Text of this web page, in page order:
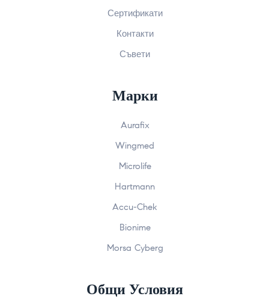
Сертификати
Контакти
Съвети
Марки
Aurafix
Wingmed
Microlife
Hartmann
Accu-Chek
Bionime
Morsa Cyberg
Общи Условия